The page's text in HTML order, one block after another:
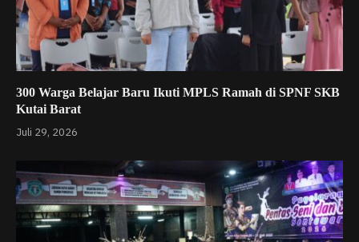
300 Warga Belajar Baru Ikuti MPLS Ramah di SPNF SKB
Kutai Barat
Juli 29, 2026